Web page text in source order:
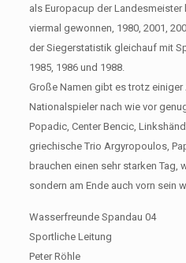
als Europacup der
viermal gewonnen, 1980, 2001,
der Siegerstatistik gleichauf mit
1985, 1986 und 1988.
Große Namen gibt es trotz
Nationalspieler nach wie vor
Popadic, Center Bencic,
griechische Trio Argyropoulos,
brauchen einen sehr starken Tag,
sondern am Ende auch vorn sein
Wasserfreunde Spandau 04
Sportliche Leitung
Peter Röhle